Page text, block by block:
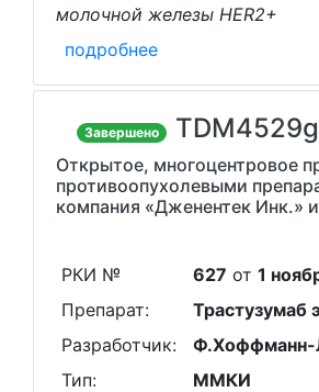
молочной железы HER2+
подробнее
Завершено
Открытое, многоцентровое
противоопухолевыми
компания «Дженентек
РКИ № 627 от 1
Препарат:
Трастузумаб
Разработчик:
Ф.Хоффманн-
Тип:
ММКИ